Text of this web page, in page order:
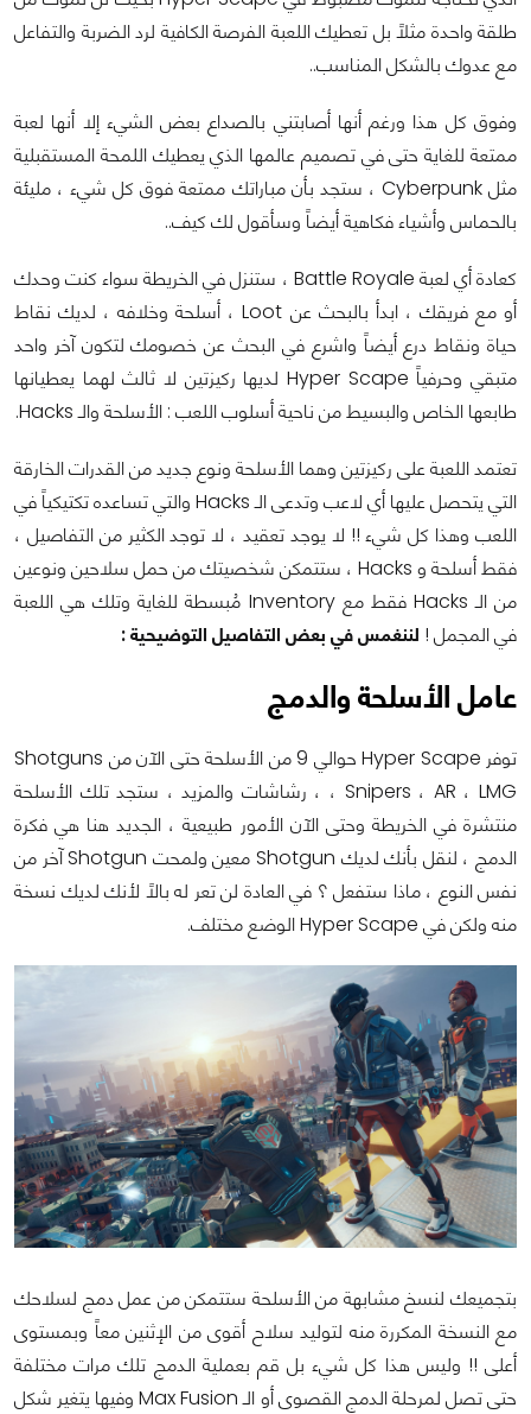
طلقة واحدة مثلاً بل تعطيك اللعبة الفرصة الكافية لرد الضربة والتفاعل
مع عدوك بالشكل المناسب..
وفوق كل هذا ورغم أنها أصابتني بالصداع بعض الشيء إلا أنها لعبة
ممتعة للغاية حتى في تصميم عالمها الذي يعطيك اللمحة المستقبلية
مثل Cyberpunk ، ستجد بأن مباراتك ممتعة فوق كل شيء ، مليئة
بالحماس وأشياء فكاهية أيضاً وسأقول لك كيف..
كعادة أي لعبة Battle Royale ، ستنزل في الخريطة سواء كنت وحدك
أو مع فريقك ، ابدأ بالبحث عن Loot ، أسلحة وخلافه ، لديك نقاط
حياة ونقاط درع أيضاً واشرع في البحث عن خصومك لتكون آخر واحد
متبقي وحرفياً Hyper Scape لديها ركيزتين لا ثالث لهما يعطيانها
طابعها الخاص والبسيط من ناحية أسلوب اللعب : الأسلحة والـ Hacks.
تعتمد اللعبة على ركيزتين وهما الأسلحة ونوع جديد من القدرات الخارقة
التي يتحصل عليها أي لاعب وتدعى الـ Hacks والتي تساعده تكتيكياً في
اللعب وهذا كل شيء !! لا يوجد تعقيد ، لا توجد الكثير من التفاصيل ،
فقط أسلحة و Hacks ، ستتمكن شخصيتك من حمل سلاحين ونوعين
من الـ Hacks فقط مع Inventory مُبسطة للغاية وتلك هي اللعبة
في المجمل ! لننغمس في بعض التفاصيل التوضيحية :
عامل الأسلحة والدمج
توفر Hyper Scape حوالي 9 من الأسلحة حتى الآن من Shotguns
، Snipers ، AR ، LMG ، رشاشات والمزيد ، ستجد تلك الأسلحة
منتشرة في الخريطة وحتى الآن الأمور طبيعية ، الجديد هنا هي فكرة
الدمج ، لنقل بأنك لديك Shotgun معين ولمحت Shotgun آخر من
نفس النوع ، ماذا ستفعل ؟ في العادة لن تعر له بالاً لأنك لديك نسخة
منه ولكن في Hyper Scape الوضع مختلف.
بتجميعك لنسخ مشابهة من الأسلحة ستتمكن من عمل دمج لسلاحك
مع النسخة المكررة منه لتوليد سلاح أقوى من الإثنين معاً وبمستوى
أعلى !! وليس هذا كل شيء بل قم بعملية الدمج تلك مرات مختلفة
حتى تصل لمرحلة الدمج القصوى أو الـ Max Fusion وفيها يتغير شكل